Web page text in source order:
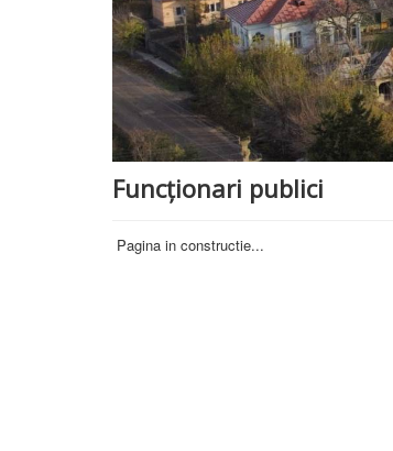
Funcționari publici
Pagina in constructie...